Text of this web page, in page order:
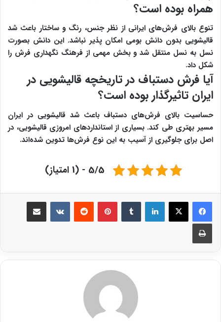
همراه بوده است؟
تنوع بالای فرش‌های ایرانی از نظر جنس، رنگ و ساختار باعث شد
قالیشویی بدون دانش بومی امکان‌ پذیر نباشد. این دانش بصورت
نسل‌ به‌ نسل منتقل شد و بخش مهمی از فرهنگ نگهداری فرش را
شکل داد.
آیا فرش دستباف در تاریخچه قالیشویی در
ایران تاثیرگذار بوده است؟
حساسیت بالای فرش‌های دستباف باعث شد قالیشویی در ایران
مسیر بهتری طی کند. بسیاری از استانداردهای امروزی قالیشویی، در
اصل برای جلوگیری از آسیب به این نوع فرش‌ها تدوین شده‌اند.
5/5 - (1 امتیاز)
لینکدین ‫تامبلر ‫پین‌ترست‫رددیت ‫VKontakteاشتراک گذاری از طریق ایمیل
چاپ